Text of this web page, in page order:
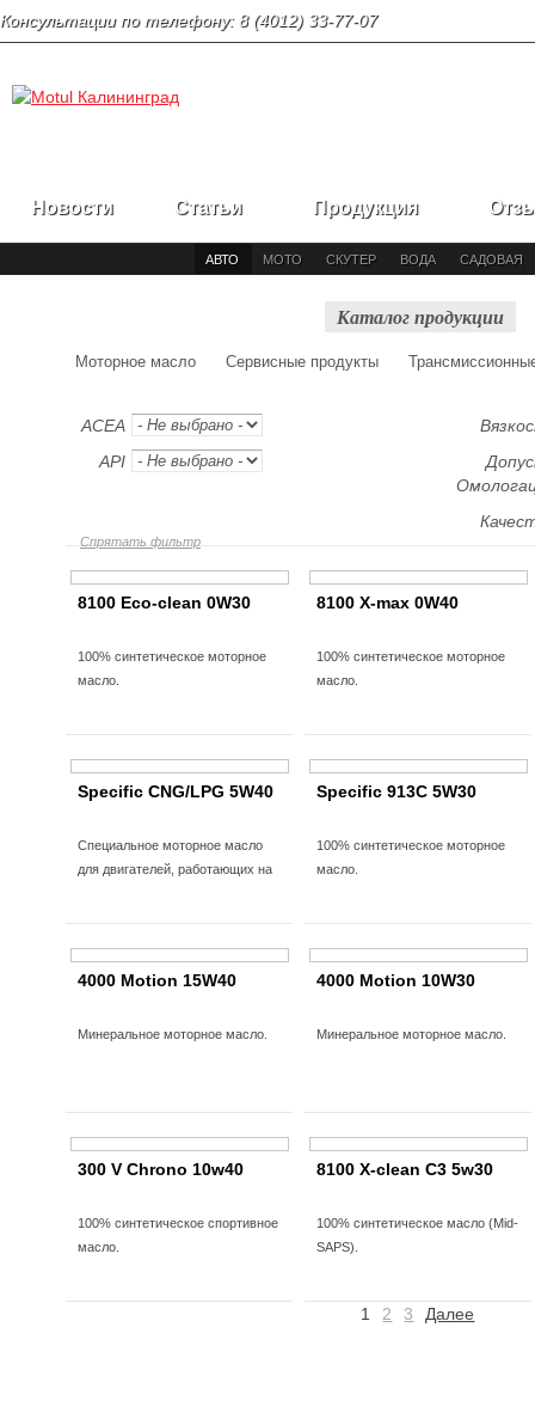
Консультации по телефону: 8 (4012) 33-77-07
Новости Статьи Продукция
АВТО МОТО СКУТЕР ВОДА САДОВАЯ
Каталог продукции
Моторное масло Сервисные продукты
ACEA
API
Спрятать фильтр
8100 Eco-clean 0W30
100% синтетическое моторное
масло.
8100 X-max 0W40
100% синтетическое моторное
масло.
Specific CNG/LPG 5W40
Специальное моторное масло
для двигателей, работающих на
Specific 913C 5W30
100% синтетическое моторное
масло.
4000 Motion 15W40
Минеральное моторное масло.
4000 Motion 10W30
Минеральное моторное масло.
300 V Chrono 10w40
100% синтетическое спортивное
масло.
8100 X-clean С3 5w30
100% синтетическое масло (Mid-
SAPS).
1 2 3 Далее